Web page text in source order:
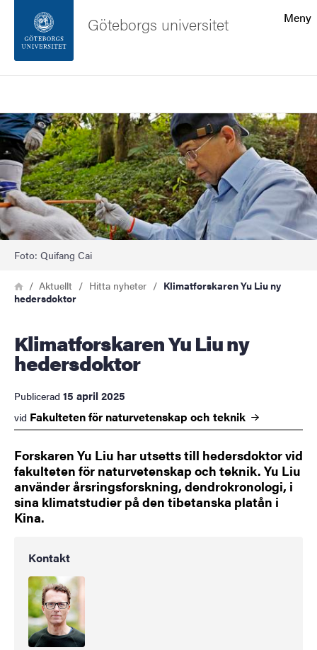
Sidfoten
Om webbplatsen
Meny
Göteborgs universitet
Bild
Foto: Quifang Cai
Länkstig
HemAktuellt Hitta nyheter
Klimatforskaren Yu Liu ny
hedersdoktor
Klimatforskaren Yu Liu ny
hedersdoktor
Publicerad 15 april 2025
vid Fakulteten för naturvetenskap och teknik
Forskaren Yu Liu har utsetts till hedersdoktor vid
fakulteten för naturvetenskap och teknik. Yu Liu
använder årsringsforskning, dendrokronologi, i
sina klimatstudier på den tibetanska platån i
Kina.
Kontakt